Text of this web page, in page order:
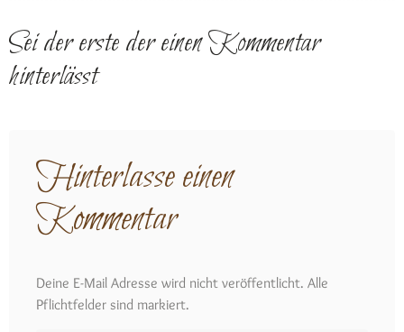
Sei der erste der einen Kommentar
hinterlässt
Hinterlasse einen
Kommentar
Deine E-Mail Adresse wird nicht veröffentlicht. Alle
Pflichtfelder sind markiert.